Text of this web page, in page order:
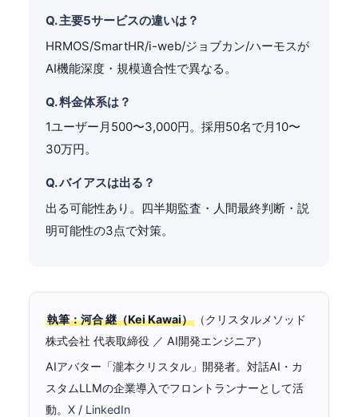
Q. 主要5サービスの違いは？
HRMOS/SmartHR/i-web/ジョブカン/ハーモスが
AI機能深度・規模適合性で異なる。
Q. 料金体系は？
1ユーザー月500〜3,000円。採用50名で月10〜
30万円。
Q. バイアスは出る？
出る可能性あり。四半期監査・人間最終判断・説
明可能性の3点で対策。
執筆：河合 継（Kei Kawai）（クリスタルメソッド
株式会社 代表取締役 ／ AI開発エンジニア）
AIアバター「瀧本クリスタル」開発者。対話AI・カ
スタムLLMの企業導入でフロントランナーとして活
動。X / LinkedIn